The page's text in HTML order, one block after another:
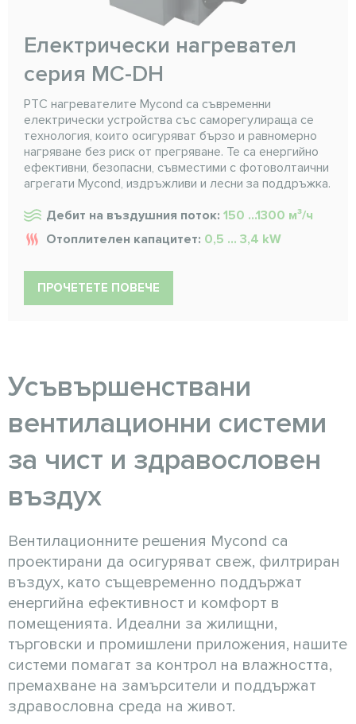
Електрически нагревател
серия MC-DH
PTC нагревателите Mycond са съвременни
електрически устройства със саморегулираща се
технология, които осигуряват бързо и равномерно
нагряване без риск от прегряване. Те са енергийно
ефективни, безопасни, съвместими с фотоволтаични
агрегати Mycond, издръжливи и лесни за поддръжка.
Дебит на въздушния поток: 150 ...1300 м³/ч
Отоплителен капацитет: 0,5 ... 3,4 kW
ПРОЧЕТЕТЕ ПОВЕЧЕ
Усъвършенствани
вентилационни системи
за чист и здравословен
въздух
Вентилационните решения Mycond са
проектирани да осигуряват свеж, филтриран
въздух, като същевременно поддържат
енергийна ефективност и комфорт в
помещенията. Идеални за жилищни,
търговски и промишлени приложения, нашите
системи помагат за контрол на влажността,
премахване на замърсители и поддържат
здравословна среда на живот.